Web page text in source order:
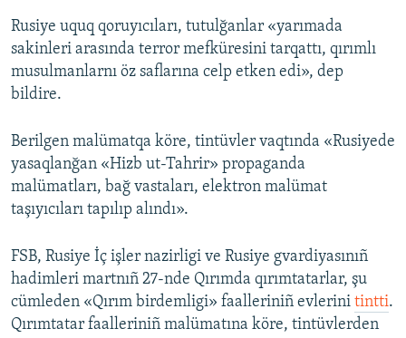
v
i
o
u
s
l
i
d
t
s
l
e
Rusiye uquq qoruyıcıları, tutulğanlar «yarımada
sakinleri arasında terror mefküresini tarqattı, qırımlı
musulmanlarnı öz saflarına celp etken edi», dep
bildire.
Berilgen malümatqa köre, tintüvler vaqtında «Rusiyede
yasaqlanğan «Hizb ut-Tahrir» propaganda
malümatları, bağ vastaları, elektron malümat
taşıyıcıları tapılıp alındı».
FSB, Rusiye İç işler nazirligi ve Rusiye gvardiyasınıñ
hadimleri martnıñ 27-nde Qırımda qırımtatarlar, şu
cümleden «Qırım birdemligi» faalleriniñ evlerini tintti.
Qırımtatar faalleriniñ malümatına köre, tintüvlerden